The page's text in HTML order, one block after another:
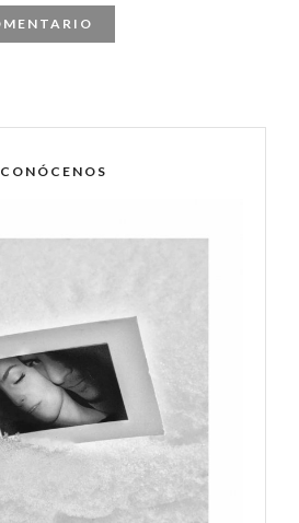
CONÓCENOS